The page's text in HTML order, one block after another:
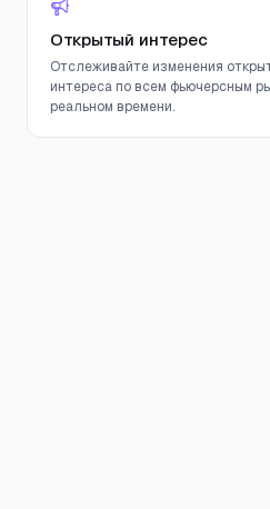
Открытый интерес
Отслеживайте изменения
интереса по всем фьючерсным
реальном времени.